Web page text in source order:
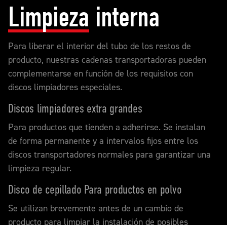
Limpieza interna
Para liberar el interior del tubo de los restos de
producto, nuestras cadenas transportadoras pueden
complementarse en función de los requisitos con
discos limpiadores especiales.
Discos limpiadores extra grandes
Para productos que tienden a adherirse. Se instalan
de forma permanente y a intervalos fijos entre los
discos transportadores normales para garantizar una
limpieza regular.
Disco de cepillado Para productos en polvo
Se utilizan brevemente antes de un cambio de
producto para limpiar la instalación de posibles